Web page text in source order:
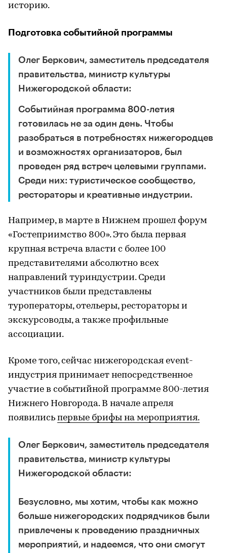
историю.
Подготовка событийной программы
Олег Беркович, заместитель председателя
правительства, министр культуры
Нижегородской области:
Событийная программа 800-летия
готовилась не за один день. Чтобы
разобраться в потребностях нижегородцев
и возможностях организаторов, был
проведен ряд встреч целевыми группами.
Среди них: туристическое сообщество,
рестораторы и креативные индустрии.
Например, в марте в Нижнем прошел форум
«Гостеприимство 800». Это была первая
крупная встреча власти с более 100
представителями абсолютно всех
направлений туриндустрии. Среди
участников были представлены
туроператоры, отельеры, рестораторы и
экскурсоводы, а также профильные
ассоциации.
Кроме того, сейчас нижегородская event-
индустрия принимает непосредственное
участие в событийной программе 800-летия
Нижнего Новгорода. В начале апреля
появились первые брифы на мероприятия.
Олег Беркович, заместитель председателя
правительства, министр культуры
Нижегородской области:
Безусловно, мы хотим, чтобы как можно
больше нижегородских подрядчиков были
привлечены к проведению праздничных
мероприятий, и надеемся, что они смогут